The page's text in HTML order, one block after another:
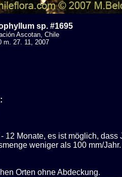
sp. #1695
Ascotan, Chile
m. 27. 11, 2007
12 Monate, es ist möglich, dass
weniger als 100 mm/Jahr.
Orten ohne Abdeckung.